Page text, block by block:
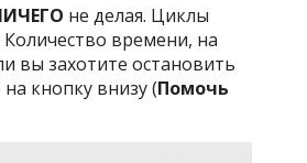
не делая. Циклы
времени, на
вы захотите остановить
кнопку внизу (Помочь